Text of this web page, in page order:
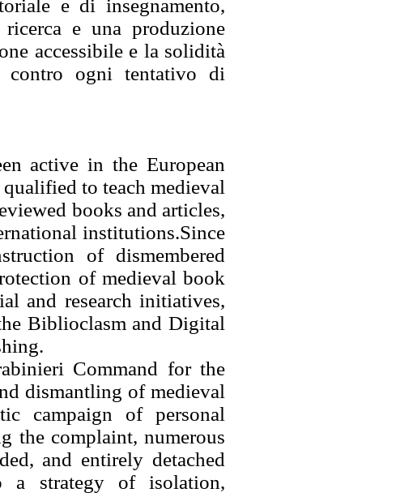
e di insegnamento,
e una produzione
accessibile e la solidità
contro ogni tentativo di
active in the European
to teach medieval
books and articles,
institutions.Since
of dismembered
of medieval book
and research initiatives,
Biblioclasm and Digital
Command for the
dismantling of medieval
campaign of personal
the complaint, numerous
and entirely detached
a strategy of isolation,